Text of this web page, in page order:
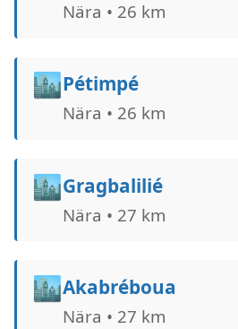
Nära • 26 km
🏙️Pétimpé
Nära • 26 km
🏙️Gragbalilié
Nära • 27 km
🏙️Akabréboua
Nära • 27 km